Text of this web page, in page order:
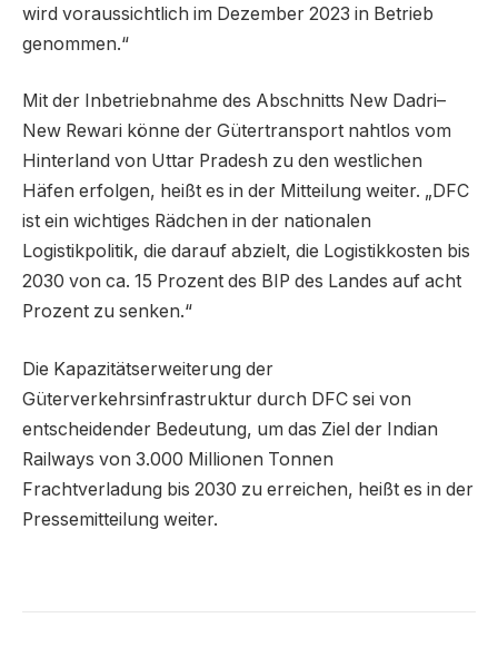
wird voraussichtlich im Dezember 2023 in Betrieb
genommen.“
Mit der Inbetriebnahme des Abschnitts New Dadri–
New Rewari könne der Gütertransport nahtlos vom
Hinterland von Uttar Pradesh zu den westlichen
Häfen erfolgen, heißt es in der Mitteilung weiter. „DFC
ist ein wichtiges Rädchen in der nationalen
Logistikpolitik, die darauf abzielt, die Logistikkosten bis
2030 von ca. 15 Prozent des BIP des Landes auf acht
Prozent zu senken.“
Die Kapazitätserweiterung der
Güterverkehrsinfrastruktur durch DFC sei von
entscheidender Bedeutung, um das Ziel der Indian
Railways von 3.000 Millionen Tonnen
Frachtverladung bis 2030 zu erreichen, heißt es in der
Pressemitteilung weiter.